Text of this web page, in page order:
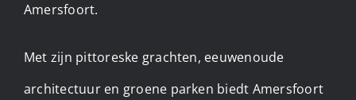
Amersfoort.
Met zijn pittoreske grachten, eeuwenoude
architectuur en groene parken biedt Amersfoort